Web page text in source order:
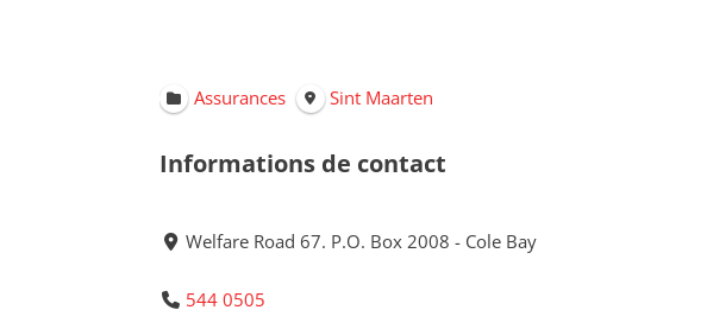
Assurances Sint Maarten
Informations de contact
Welfare Road 67. P.O. Box 2008 - Cole Bay
544 0505